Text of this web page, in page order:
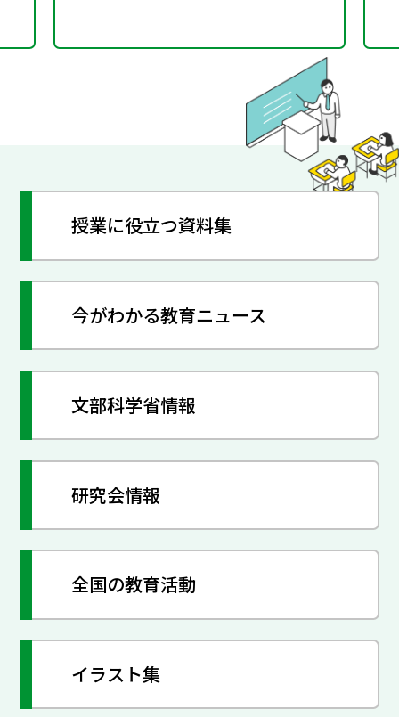
授業に役立つ資料集
今がわかる教育ニュース
文部科学省情報
研究会情報
全国の教育活動
イラスト集